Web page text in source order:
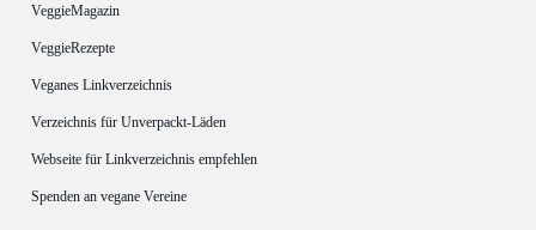
VeggieMagazin
VeggieRezepte
Veganes Linkverzeichnis
Verzeichnis für Unverpackt-Läden
Webseite für Linkverzeichnis empfehlen
Spenden an vegane Vereine